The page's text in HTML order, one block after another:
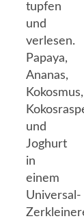
tupfen
und
verlesen.
Papaya,
Ananas,
Kokosmus,
und
Joghurt
in
einem
Universal-